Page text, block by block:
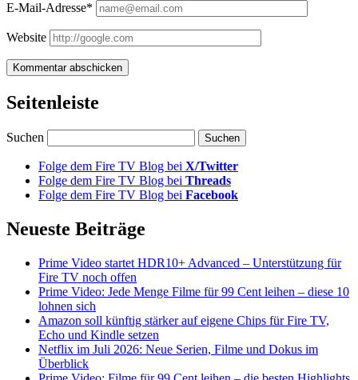
E-Mail-Adresse*
Website
Seitenleiste
Suchen
Folge dem Fire TV Blog bei X/Twitter
Folge dem Fire TV Blog bei Threads
Folge dem Fire TV Blog bei Facebook
Neueste Beiträge
Prime Video startet HDR10+ Advanced – Unterstützung für
Fire TV noch offen
Prime Video: Jede Menge Filme für 99 Cent leihen – diese 10
lohnen sich
Amazon soll künftig stärker auf eigene Chips für Fire TV,
Echo und Kindle setzen
Netflix im Juli 2026: Neue Serien, Filme und Dokus im
Überblick